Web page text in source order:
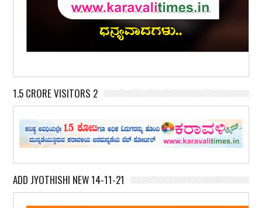
1.5 CRORE VISITORS 2
ADD JYOTHISHI NEW 14-11-21